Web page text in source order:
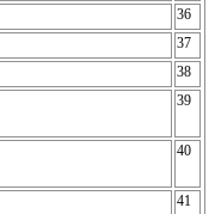
36
37
38
39
40
41